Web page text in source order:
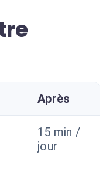
Après
15 min /
jour